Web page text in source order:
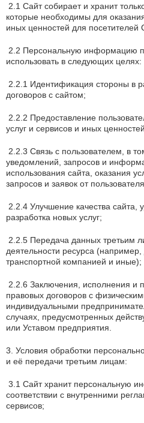
2.1 Сайт собирает и хранит
которые необходимы для
иных ценностей для посетителей
2.2 Персональную информацию
использовать в следующих целях:
2.2.1 Идентификация стороны в
договоров с сайтом;
2.2.2 Предоставление
услуг и сервисов и иных
2.2.3 Связь с пользователем, в
уведомлений, запросов и
использования сайта, оказания
запросов и заявок от
2.2.4 Улучшение качества сайта,
разработка новых услуг;
2.2.5 Передача данных третьим
деятельности ресурса (например,
транспортной компанией и иные);
2.2.6 Заключения, исполнения и
правовых договоров с
индивидуальными
случаях, предусмотренных
или Уставом предприятия.
3. Условия обработки
и её передачи третьим лицам:
3.1 Сайт хранит персональную
соответствии с внутренними
сервисов;